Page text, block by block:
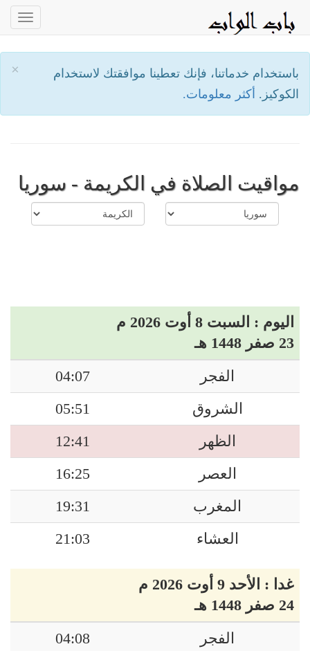
×
باستخدام خدماتنا، فإنك تعطينا موافقتك لاستخدام
الكوكيز. أكثر معلومات.
مواقيت الصلاة في الكريمة - سوريا
اليوم : السبت 8 أوت 2026 م
23 صفر 1448 هـ
الفجر
04:07
الشروق
05:51
الظهر
12:41
العصر
16:25
المغرب
19:31
العشاء
21:03
غدا : الأحد 9 أوت 2026 م
24 صفر 1448 هـ
الفجر
04:08